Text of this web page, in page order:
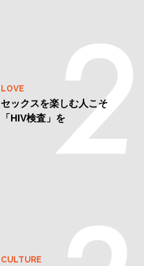
LOVE
セックスを楽しむ人こそ
「HIV検査」を
CULTURE